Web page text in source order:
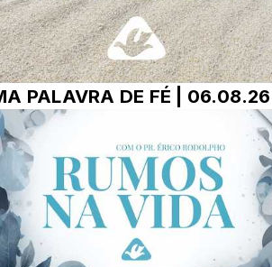
PALAVRA DE FÉ | 06.08.26 |